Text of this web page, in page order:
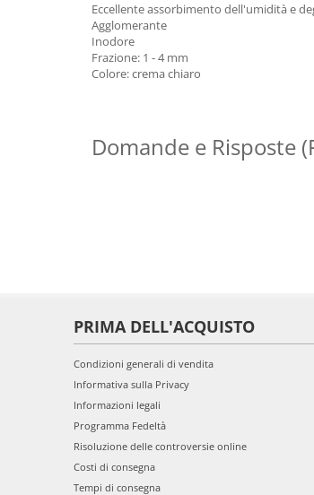
Eccellente assorbimento dell'umidità e
Agglomerante
Inodore
Frazione: 1 - 4 mm
Colore: crema chiaro
Domande e Risposte
PRIMA DELL'ACQUISTO
Condizioni generali di vendita
Informativa sulla Privacy
Informazioni legali
Programma Fedeltà
Risoluzione delle controversie online
Costi di consegna
Tempi di consegna